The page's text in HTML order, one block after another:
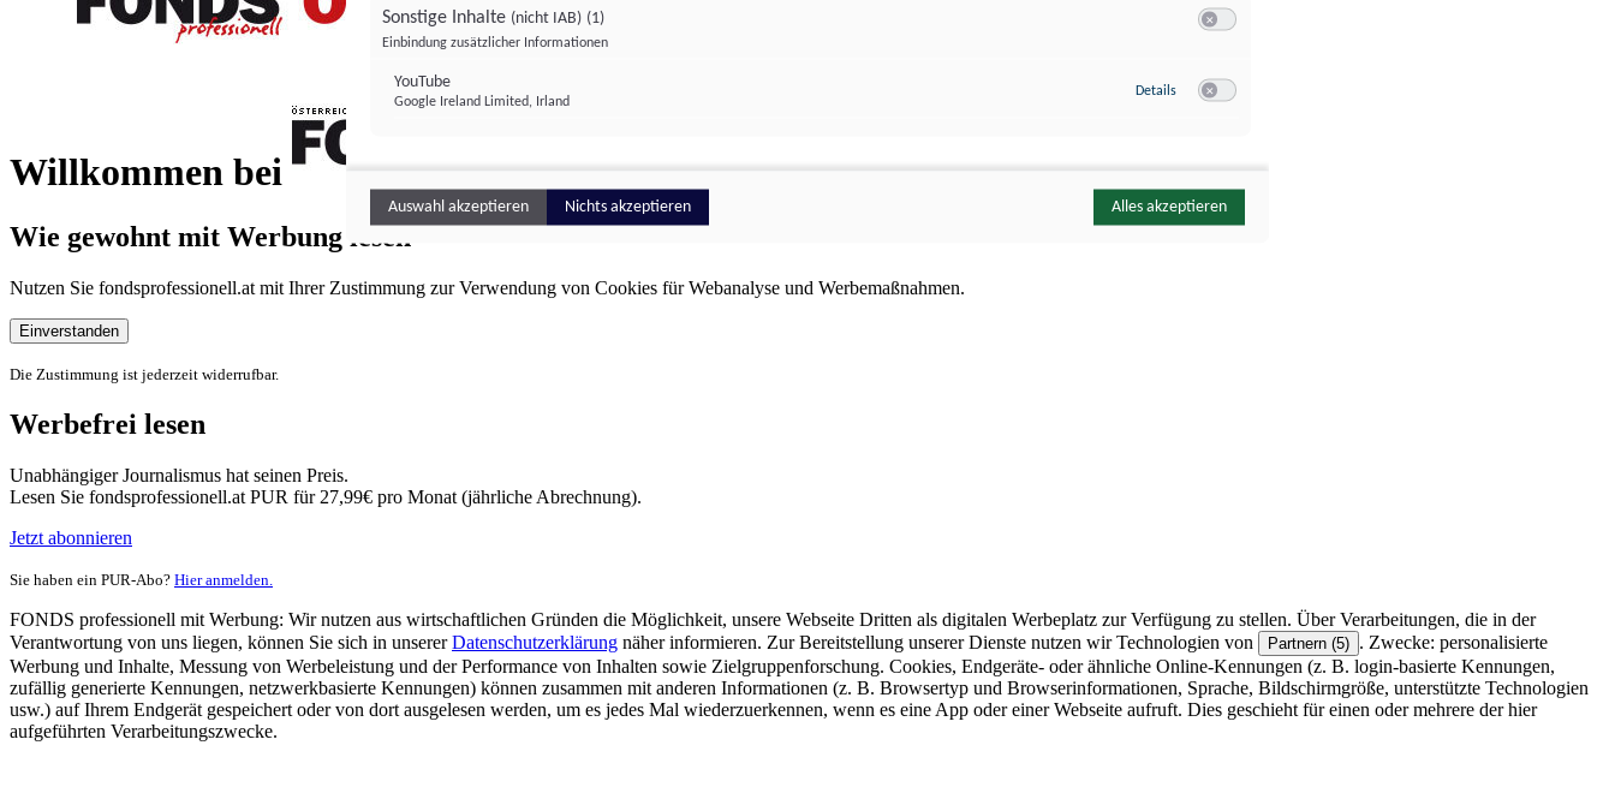
Willkommen bei
FONDS professionell
Wie gewohnt mit Werbung lesen
Nutzen Sie fondsprofessionell.at mit Ihrer Zustimmung zur Verwendung von Cookies für Webanalyse und Werbemaßnahmen.
Einverstanden
Die Zustimmung ist jederzeit widerrufbar.
Werbefrei lesen
Unabhängiger Journalismus hat seinen Preis.
Lesen Sie fondsprofessionell.at PUR für 27,99€ pro Monat (jährliche Abrechnung).
Jetzt abonnieren
Sie haben ein PUR-Abo? Hier anmelden.
FONDS professionell mit Werbung: Wir nutzen aus wirtschaftlichen Gründen die Möglichkeit, unsere Webseite Dritten als digitalen Werbeplatz zur Verfügung zu stellen. Über Verarbeitungen, die in der
Verantwortung von uns liegen, können Sie sich in unsererDatenschutzerklärung näher informieren. Zur Bereitstellung unserer Dienste nutzen wir Technologien von Partnern (5) . Zwecke: personalisierte
Werbung und Inhalte, Messung von Werbeleistung und der Performance von Inhalten sowie Zielgruppenforschung. Cookies, Endgeräte- oder ähnliche Online-Kennungen (z. B. login-basierte Kennungen,
zufällig generierte Kennungen, netzwerkbasierte Kennungen) können zusammen mit anderen Informationen (z. B. Browsertyp und Browserinformationen, Sprache, Bildschirmgröße, unterstützte Technologien
usw.) auf Ihrem Endgerät gespeichert oder von dort ausgelesen werden, um es jedes Mal wiederzuerkennen, wenn es eine App oder einer Webseite aufruft. Dies geschieht für einen oder mehrere der hier
aufgeführten Verarbeitungszwecke.
Sonstige Inhalte (nicht IAB) (1)
Einbindung zusätzlicher Informationen
YouTube
Google Ireland Limited, Irland
Details zu YouTube
Auswahl akzeptieren Nichts akzeptieren Alles akzeptieren